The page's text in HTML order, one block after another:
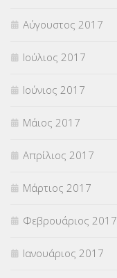
Αύγουστος 2017
Ιούλιος 2017
Ιούνιος 2017
Μάιος 2017
Απρίλιος 2017
Μάρτιος 2017
Φεβρουάριος 2017
Ιανουάριος 2017